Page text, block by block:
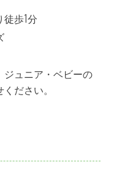
歩1分
ジュニア・ベビーの
ださい。